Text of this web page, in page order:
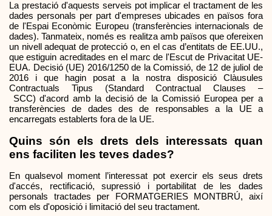
La prestació d'aquests serveis pot implicar el tractament de les
dades personals per part d'empreses ubicades en països fora
de l'Espai Econòmic Europeu (transferències internacionals de
dades). Tanmateix, només es realitza amb països que ofereixen
un nivell adequat de protecció o, en el cas d’entitats de EE.UU.,
que estiguin acreditades en el marc de l'Escut de Privacitat UE-
EUA. Decisió (UE) 2016/1250 de la Comissió, de 12 de juliol de
2016 i que hagin posat a la nostra disposició Clàusules
Contractuals Tipus (Standard Contractual Clauses –
SCC) d'acord amb la decisió de la Comissió Europea per a
transferències de dades des de responsables a la UE a
encarregats establerts fora de la UE.
Quins són els drets dels interessats quan
ens faciliten les teves dades?
En qualsevol moment l’interessat pot exercir els seus drets
d'accés, rectificació, supressió i portabilitat de les dades
personals tractades per FORMATGERIES MONTBRÚ, així
com els d'oposició i limitació del seu tractament.